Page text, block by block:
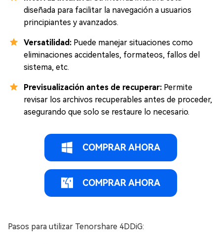
diseñada para facilitar la navegación a usuarios
principiantes y avanzados.
Versatilidad: Puede manejar situaciones como
eliminaciones accidentales, formateos, fallos del
sistema, etc.
Previsualización antes de recuperar: Permite
revisar los archivos recuperables antes de proceder,
asegurando que solo se restaure lo necesario.
COMPRAR AHORA
COMPRAR AHORA
Pasos para utilizar Tenorshare 4DDiG: